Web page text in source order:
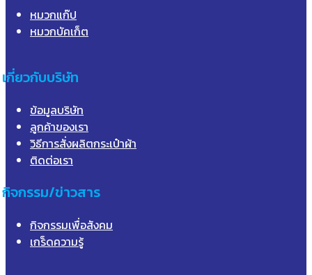
หมวกแก๊ป
หมวกบัคเก็ต
เกี่ยวกับบริษัท
ข้อมูลบริษัท
ลูกค้าของเรา
วิธีการสั่งผลิตกระเป๋าผ้า
ติดต่อเรา
กิจกรรม/ข่าวสาร
กิจกรรมเพื่อสังคม
เกร็ดความรู้